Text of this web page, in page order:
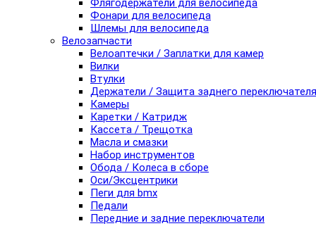
Флягодержатели для велосипеда
Фонари для велосипеда
Шлемы для велосипеда
Велозапчасти
Велоаптечки / Заплатки для камер
Вилки
Втулки
Держатели / Защита заднего переключателя
Камеры
Каретки / Катридж
Кассета / Трещотка
Масла и смазки
Набор инструментов
Обода / Колеса в сборе
Оси/Эксцентрики
Пеги для bmx
Педали
Передние и задние переключатели